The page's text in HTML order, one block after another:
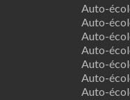
Auto-
Auto-
Auto-
Auto-
Auto-
Auto-
Auto-